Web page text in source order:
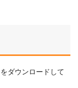
ダウンロードして